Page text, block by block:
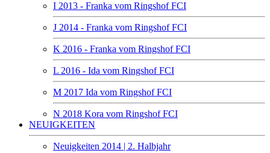
I 2013 - Franka vom Ringshof FCI
J 2014 - Franka vom Ringshof FCI
K 2016 - Franka vom Ringshof FCI
L 2016 - Ida vom Ringshof FCI
M 2017 Ida vom Ringshof FCI
N 2018 Kora vom Ringshof FCI
NEUIGKEITEN
Neuigkeiten 2014 | 2. Halbjahr